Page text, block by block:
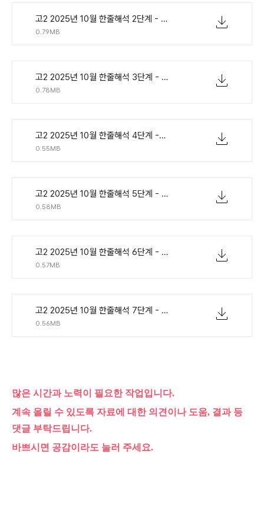
고2 2025년 10월 한줄해석 2단계 - 해석확인단어빈칸.pdf
0.79MB
고2 2025년 10월 한줄해석 3단계 - 어법단아해석쓰기.pdf
0.78MB
고2 2025년 10월 한줄해석 4단계 -전체해석주제확인.pdf
0.55MB
고2 2025년 10월 한줄해석 5단계 - 어법빈칸주요문장해석.pdf
0.58MB
고2 2025년 10월 한줄해석 6단계 - 해석참고빈칸.pdf
0.57MB
고2 2025년 10월 한줄해석 7단계 - 해석없이빈칸.pdf
0.56MB
많은 시간과 노력이 필요한 작업입니다.
계속 올릴 수 있도록 자료에 대한 의견이나 도움, 결과 등
댓글 부탁드립니다.
바쁘시면 공감이라도 눌러 주세요.